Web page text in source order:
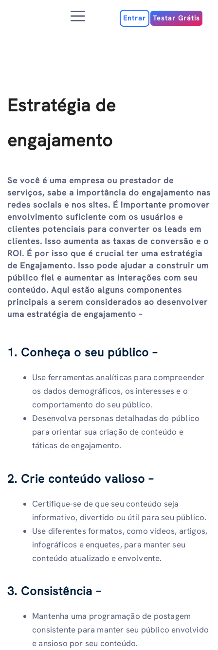
MenuEntrar Testar Grátis
Estratégia de
engajamento
Se você é uma empresa ou prestador de
serviços, sabe a importância do engajamento nas
redes sociais e nos sites. É importante promover
envolvimento suficiente com os usuários e
clientes potenciais para converter os leads em
clientes. Isso aumenta as taxas de conversão e o
ROI. É por isso que é crucial ter uma estratégia
de Engajamento. Isso pode ajudar a construir um
público fiel e aumentar as interações com seu
conteúdo. Aqui estão alguns componentes
principais a serem considerados ao desenvolver
uma estratégia de engajamento –
1. Conheça o seu público –
Use ferramentas analíticas para compreender
os dados demográficos, os interesses e o
comportamento do seu público.
Desenvolva personas detalhadas do público
para orientar sua criação de conteúdo e
táticas de engajamento.
2. Crie conteúdo valioso –
Certifique-se de que seu conteúdo seja
informativo, divertido ou útil para seu público.
Use diferentes formatos, como vídeos, artigos,
infográficos e enquetes, para manter seu
conteúdo atualizado e envolvente.
3. Consistência –
Mantenha uma programação de postagem
consistente para manter seu público envolvido
e ansioso por seu conteúdo.